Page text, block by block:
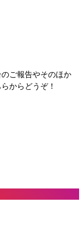
ご報告やそのほか
からどうぞ！